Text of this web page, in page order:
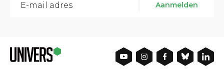
Aanmelden